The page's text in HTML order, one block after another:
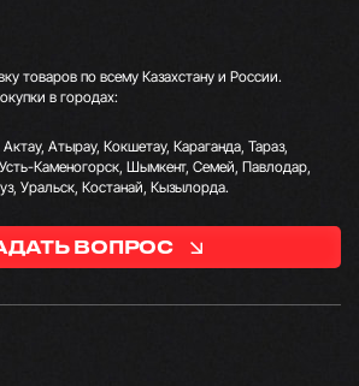
товаров по всему Казахстану и России.
в городах:
Атырау, Кокшетау, Караганда, Тараз,
Каменогорск, Шымкент, Семей, Павлодар,
Уральск, Костанай, Кызылорда.
ВОПРОС